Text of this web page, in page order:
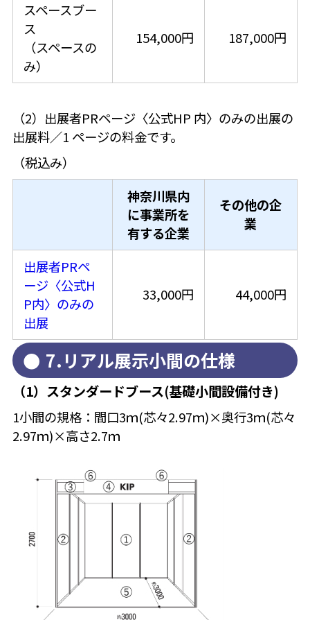
スペースブー
ス
（スペースの
み）
154,000円 187,000円
（2）出展者PRページ〈公式HP 内〉のみの出展の
出展料／1 ページの料金です。
（税込み）
神奈川県内
に事業所を
有する企業
その他の企
業
出展者PRペ
ージ〈公式H
P内〉のみの
出展
33,000円 44,000円
7.リアル展示小間の仕様
（1）スタンダードブース(基礎小間設備付き)
1小間の規格：間口3ｍ(芯々2.97ｍ)×奥行3ｍ(芯々
2.97ｍ)×高さ2.7ｍ